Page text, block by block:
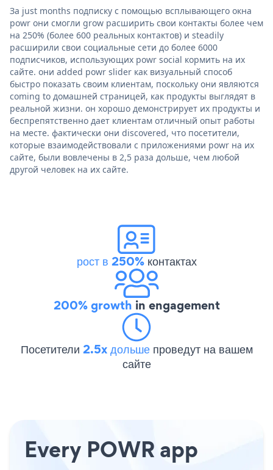
За just months подписку с помощью всплывающего окна
powr они смогли grow расширить свои контакты более чем
на 250% (более 600 реальных контактов) и steadily
расширили свои социальные сети до более 6000
подписчиков, использующих powr social кормить на их
сайте. они added powr slider как визуальный способ
быстро показать своим клиентам, поскольку они являются
coming to домашней страницей, как продукты выглядят в
реальной жизни. он хорошо демонстрирует их продукты и
беспрепятственно дает клиентам отличный опыт работы
на месте. фактически они discovered, что посетители,
которые взаимодействовали с приложениями powr на их
сайте, были вовлечены в 2,5 раза дольше, чем любой
другой человек на их сайте.
рост в 250%контактах
200% growth in engagement
Посетители 2.5x дольше проведут на вашем
сайте
Every POWR app